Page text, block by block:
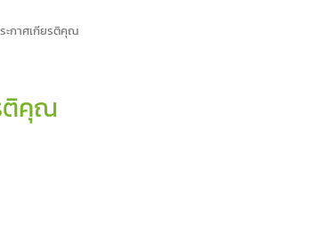
ะกาศเกียรติคุณ
ติคุณ